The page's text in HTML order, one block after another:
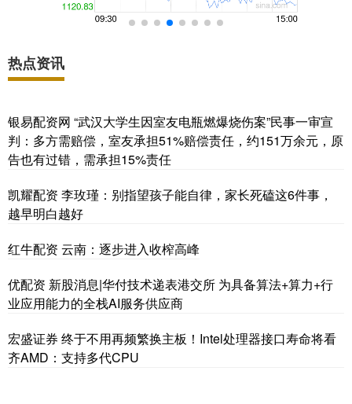
热点资讯
银易配资网 “武汉大学生因室友电瓶燃爆烧伤案”民事一审宣
判：多方需赔偿，室友承担51%赔偿责任，约151万余元，原
告也有过错，需承担15%责任
凯耀配资 李玫瑾：别指望孩子能自律，家长死磕这6件事，
越早明白越好
红牛配资 云南：逐步进入收榨高峰
优配资 新股消息|华付技术递表港交所 为具备算法+算力+行
业应用能力的全栈AI服务供应商
宏盛证券 终于不用再频繁换主板！Intel处理器接口寿命将看
齐AMD：支持多代CPU